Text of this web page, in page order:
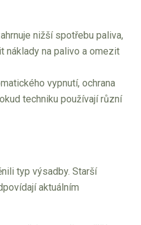
nižší spotřebu paliva,
náklady na palivo a omezit
vypnutí, ochrana
techniku používají různí
typ výsadby. Starší
aktuálním